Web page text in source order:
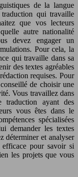
de la langue
qui travaille
que vos lecteurs
autre nationalité
devez engager un
Pour cela, la
qui travaille dans sa
des textes agréables
requises. Pour
de choisir une
Vous travaillez dans
traduction ayant des
vous êtes dans le
spécialisées
demander les textes
déterminer et analyser
efficace pour savoir si
les projets que vous